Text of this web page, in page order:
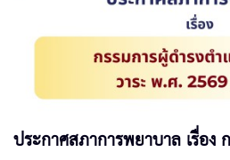
ประกาศสภาการพยาบาล เรื่อง